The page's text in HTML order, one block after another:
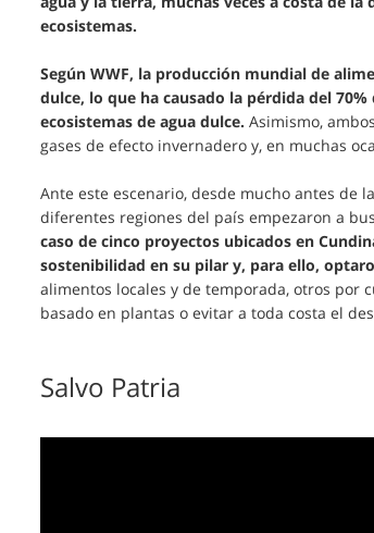
ecosistemas.
Según WWF, la producción mundial de
dulce, lo que ha causado la pérdida del
ecosistemas de agua dulce. Asimismo,
gases de efecto invernadero y, en muchas
Ante este escenario, desde mucho antes de
diferentes regiones del país empezaron a
caso de cinco proyectos ubicados en
sostenibilidad en su pilar y, para ello,
alimentos locales y de temporada, otros por
basado en plantas o evitar a toda costa el
Salvo Patria